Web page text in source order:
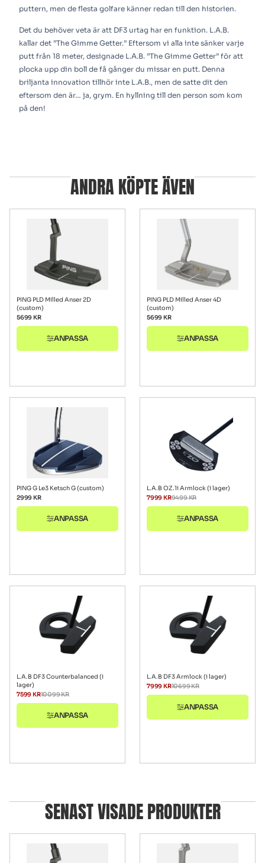
puttern, men de flesta golfare känner redan till den historien.
Det du behöver veta är att DF3 urtag har en funktion. L.A.B.
kallar det ”The Gimme Getter.” Eftersom vi alla inte sänker varje
putt från 18 meter, designade L.A.B. ”The Gimme Getter” för att
plocka upp din boll de få gånger du missar en putt. Denna
briljanta innovation tillhör inte L.A.B., men de satte dit den
eftersom den är… ja, grym. En hyllning till den person som kom
på den!
ANDRA KÖPTE ÄVEN
PING PLD Milled Anser 2D
(custom)
5699 KR
ANPASSA
PING PLD Milled Anser 4D
(custom)
5699 KR
ANPASSA
PING G Le3 Ketsch G (custom)
2999 KR
ANPASSA
L.A.B OZ.1i Armlock (i lager)
9499KR
7999KR
ANPASSA
L.A.B DF3 Counterbalanced (i
lager)
10099KR
7599KR
ANPASSA
L.A.B DF3 Armlock (i lager)
10699KR
7999KR
ANPASSA
SENAST VISADE PRODUKTER